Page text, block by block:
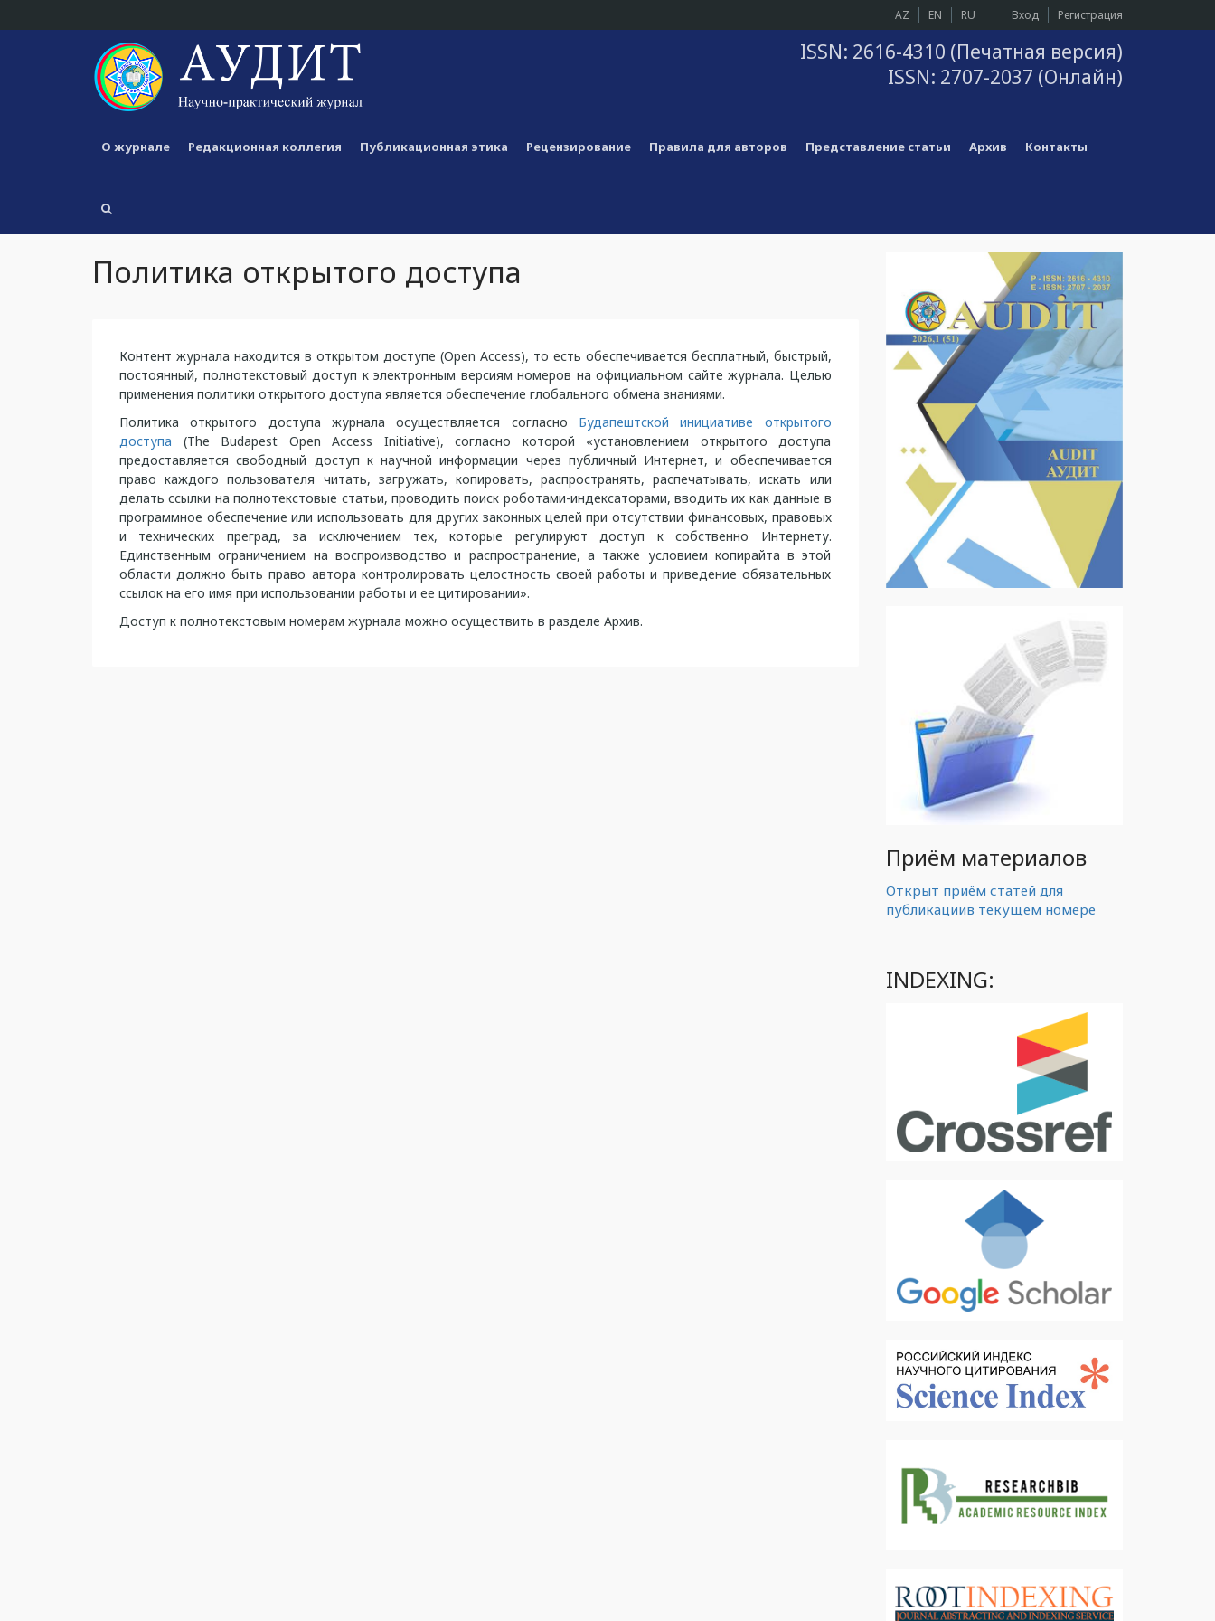
Вход Регистрация
AZ EN RU
ISSN: 2616-4310 (Печатная версия)
ISSN: 2707-2037 (Онлайн)
О журнале Редакционная коллегия Публикационная этика Рецензирование Правила для авторов Представление статьи Архив Контакты
Политика открытого доступа
Контент журнала находится в открытом доступе (Open Access), то есть обеспечивается бесплатный, быстрый,
постоянный, полнотекстовый доступ к электронным версиям номеров на официальном сайте журнала. Целью
применения политики открытого доступа является обеспечение глобального обмена знаниями.
Политика открытого доступа журнала осуществляется согласно Будапештской инициативе открытого
доступа (The Budapest Open Access Initiative), согласно которой «установлением открытого доступа
предоставляется свободный доступ к научной информации через публичный Интернет, и обеспечивается
право каждого пользователя читать, загружать, копировать, распространять, распечатывать, искать или
делать ссылки на полнотекстовые статьи, проводить поиск роботами-индексаторами, вводить их как данные в
программное обеспечение или использовать для других законных целей при отсутствии финансовых, правовых
и технических преград, за исключением тех, которые регулируют доступ к собственно Интернету.
Единственным ограничением на воспроизводство и распространение, а также условием копирайта в этой
области должно быть право автора контролировать целостность своей работы и приведение обязательных
ссылок на его имя при использовании работы и ее цитировании».
Доступ к полнотекстовым номерам журнала можно осуществить в разделе Архив.
Приём материалов
Открыт приём статей для
публикациив текущем номере
INDEXING: